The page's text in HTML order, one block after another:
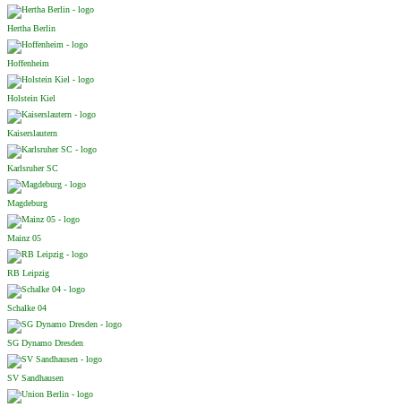
Hertha Berlin
Hoffenheim
Holstein Kiel
Kaiserslautern
Karlsruher SC
Magdeburg
Mainz 05
RB Leipzig
Schalke 04
SG Dynamo Dresden
SV Sandhausen